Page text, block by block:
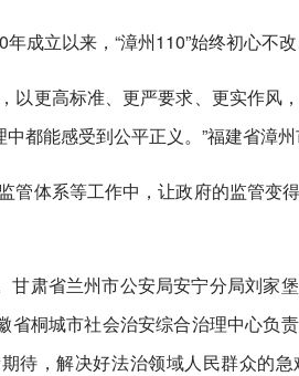
成立以来，“漳州110”始终初心不改
以更高标准、更严要求、更实作风
都能感受到公平正义。”福建省漳州
管体系等工作中，让政府的监管变
肃省兰州市公安局安宁分局刘家
桐城市社会治安综合治理中心负
待，解决好法治领域人民群众的